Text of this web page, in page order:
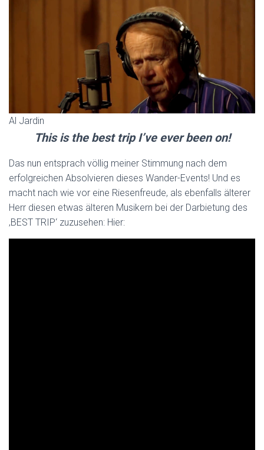
Al Jardin
This is the best trip I’ve ever been on!
Das nun entsprach völlig meiner Stimmung nach dem
erfolgreichen Absolvieren dieses Wander-Events! Und es
macht nach wie vor eine Riesenfreude, als ebenfalls älterer
Herr diesen etwas älteren Musikern bei der Darbietung des
‚BEST TRIP‘ zuzusehen: Hier: